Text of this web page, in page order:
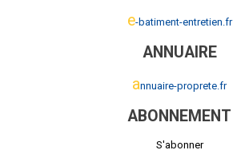
e-batiment-entretien.fr
ANNUAIRE
annuaire-proprete.fr
ABONNEMENT
S'abonner